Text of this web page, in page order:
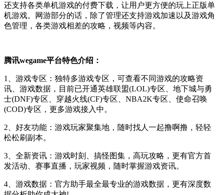
还支持各类单机游戏的付费下载，让用户更方便的玩上正版单
机游戏。网游部分的话，除了管理还支持游戏加速以及游戏角
色管理，各类游戏相差的攻略，视频等内容。
腾讯wegame平台特色介绍：
1、游戏专区：独特多游戏专区，可查看不同游戏的攻略资
讯、游戏数据，目前已开通英雄联盟(LOL)专区、地下城与勇
士(DNF)专区、穿越火线(CF)专区、NBA2K专区、使命召唤
(COD)专区，更多游戏接入中。
2、好友功能：游戏玩家聚集地，随时找人一起撸啊撸，轻轻
松松刷副本。
3、全新资讯：游戏时刻、搞怪图集，高玩攻略，更有官方首
发活动、赛事直播，玩家视频，随时掌握游戏资讯。
4、游戏数据：官方助手最全最专业的游戏数据，更有深度数